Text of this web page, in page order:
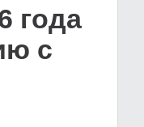
года
с